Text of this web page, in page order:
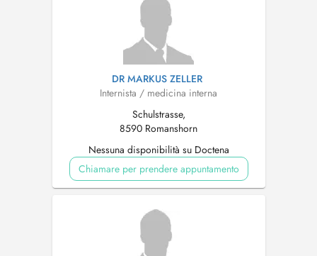
DR MARKUS ZELLER
Internista / medicina interna
Schulstrasse,
8590 Romanshorn
Nessuna disponibilità su Doctena
Chiamare per prendere appuntamento